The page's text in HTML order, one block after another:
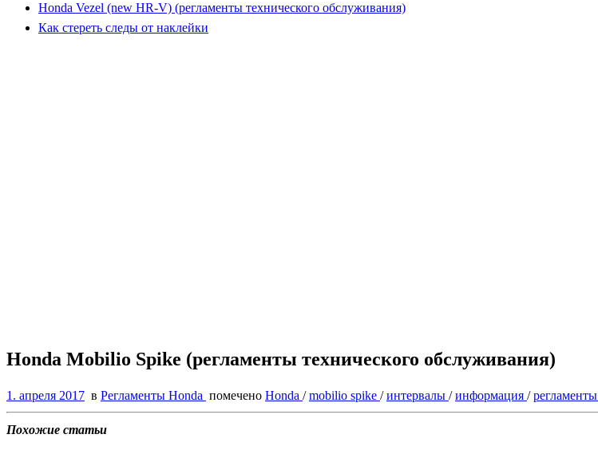
Honda Vezel (new HR-V) (регламенты технического обслуживания)
Как стереть следы от наклейки
Honda Mobilio Spike (регламенты технического обслуживания)
1. апреля 2017 в Регламенты Honda помечено Honda /mobilio spike /интервалы /информация /регламенты
Похожие статьи